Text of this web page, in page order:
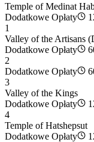
Temple of Medinat
Dodatkowe Opłaty
1
Valley of the Artisans
Dodatkowe Opłaty
2
Dodatkowe Opłaty
3
Valley of the Kings
Dodatkowe Opłaty
4
Temple of Hatshepsut
Dodatkowe Opłaty